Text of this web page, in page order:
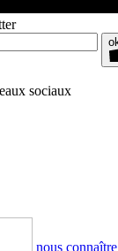
sociaux
nous connaître